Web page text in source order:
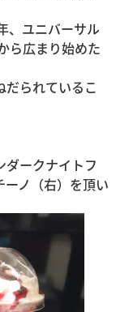
、ユニバーサル
ら広まり始めた
だられているこ
ークナイトフ
ノ（右）を頂い